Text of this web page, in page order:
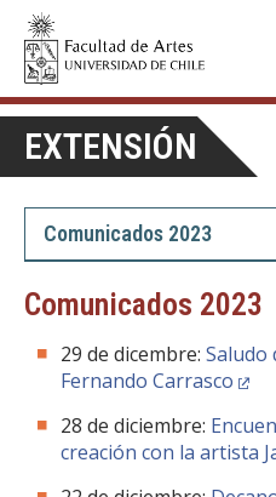
ETAPA
EXTENSIÓN
Comunicados 2023
Comunicados 2023
29 de dicembre: Saludo
Fernando Carrasco
28 de diciembre:
creación con la artista